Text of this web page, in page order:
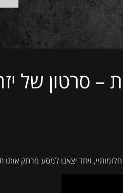
– סרטון של
ויחד יצאנו למסע מרתק אותו